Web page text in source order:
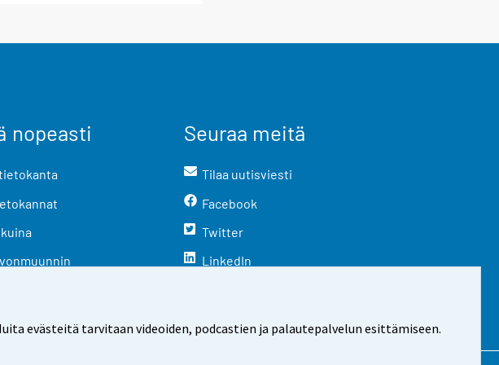
evästeitä tarvitaan videoiden, podcastien ja palautepalvelun esittämiseen.
nopeasti Seuraa meitä
Tilaa uutisviesti
Facebook
Twitter
LinkedIn